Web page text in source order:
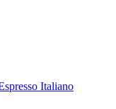
Italiano